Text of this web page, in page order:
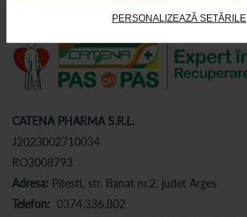
PERSONALIZEAZĂ SETĂRILE
CATENA PHARMA S.R.L.
J2023002710034
RO3008793
Adresa: Pitesti, str. Banat nr.2, judet Arges
Telefon: 0374.336.802